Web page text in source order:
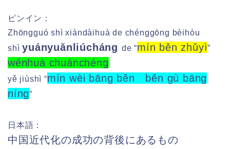
ピンイン：
Zhōngguó shì xiàndàihuà de chénggōng bèihòu
shìyuányuǎnliúcháng de “mín běn zhǔyì”
wénhuà chuánchéng
yě jiùshì “mín wèi bāng běn běn gù bāng
níng”
日本語：
中国近代化の成功の背後にあるもの